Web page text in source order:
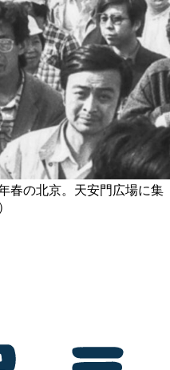
春の北京。天安門広場に集